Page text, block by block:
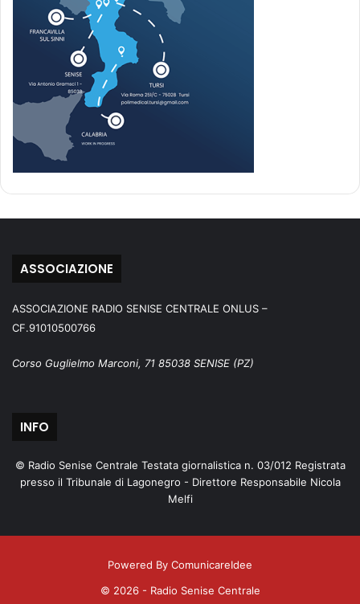
ASSOCIAZIONE
ASSOCIAZIONE RADIO SENISE CENTRALE ONLUS –
CF.91010500766
Corso Guglielmo Marconi, 71 85038 SENISE (PZ)
INFO
© Radio Senise Centrale Testata giornalistica n. 03/012 Registrata
presso il Tribunale di Lagonegro - Direttore Responsabile Nicola
Melfi
Powered By ComunicareIdee
© 2026 - Radio Senise Centrale